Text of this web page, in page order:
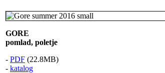
GORE
pomlad, poletje
- PDF (22.8MB)
- katalog